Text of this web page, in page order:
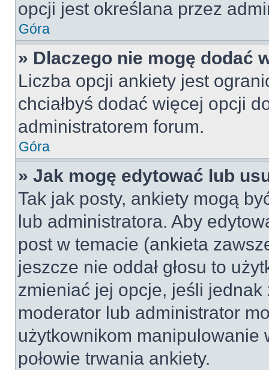
opcji jest określana przez
Góra
» Dlaczego nie mogę dodać
Liczba opcji ankiety jest
chciałbyś dodać więcej opcji
administratorem forum.
Góra
» Jak mogę edytować lub
Tak jak posty, ankiety mogą
lub administratora. Aby
post w temacie (ankieta
jeszcze nie oddał głosu to
zmieniać jej opcje, jeśli jednak
moderator lub administrator
użytkownikom manipulowanie
połowie trwania ankiety.